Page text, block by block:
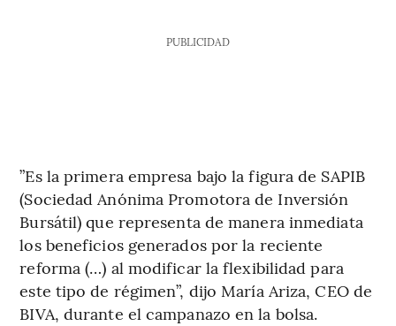
PUBLICIDAD
”Es la primera empresa bajo la figura de SAPIB
(Sociedad Anónima Promotora de Inversión
Bursátil) que representa de manera inmediata
los beneficios generados por la reciente
reforma (…) al modificar la flexibilidad para
este tipo de régimen”, dijo María Ariza, CEO de
BIVA, durante el campanazo en la bolsa.